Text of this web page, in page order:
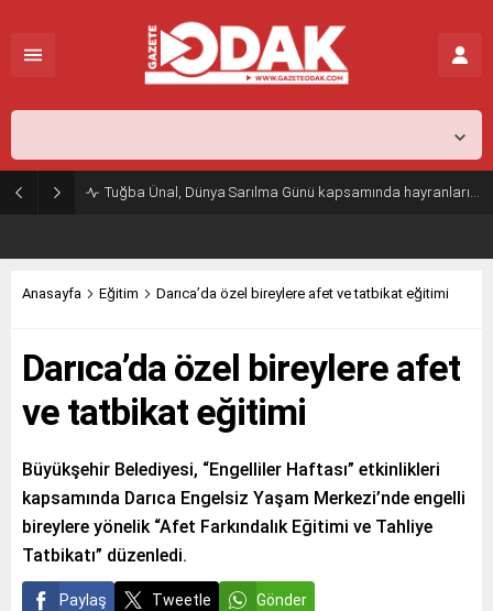
Tuğba Ünal, Dünya Sarılma Günü kapsamında hayranlarıyla buluştu
Anasayfa Eğitim Darıca’da özel bireylere afet ve tatbikat eğitimi
Darıca’da özel bireylere afet
ve tatbikat eğitimi
Büyükşehir Belediyesi, “Engelliler Haftası” etkinlikleri
kapsamında Darıca Engelsiz Yaşam Merkezi’nde engelli
bireylere yönelik “Afet Farkındalık Eğitimi ve Tahliye
Tatbikatı” düzenledi.
Paylaş Tweetle Gönder